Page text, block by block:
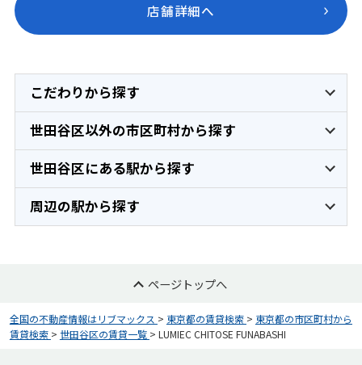
店舗詳細へ
こだわりから探す
世田谷区以外の市区町村から探す
世田谷区にある駅から探す
周辺の駅から探す
ページトップへ
全国の不動産情報はリブマックス > 東京都の賃貸検索 > 東京都の市区町村から
賃貸検索 > 世田谷区の賃貸一覧 > LUMIEC CHITOSE FUNABASHI